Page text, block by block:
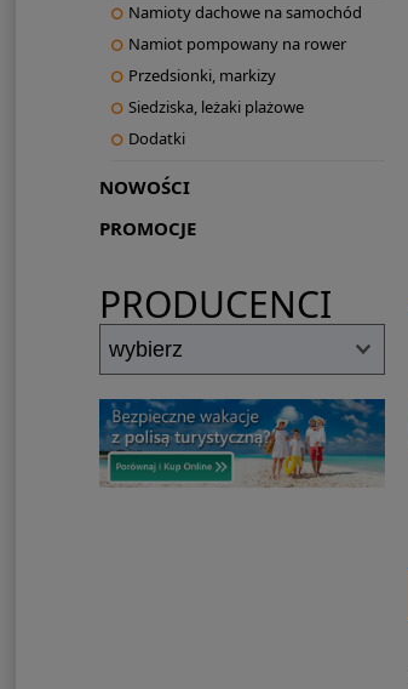
Namioty dachowe na samochód
Namiot pompowany na rower
Przedsionki, markizy
Siedziska, leżaki plażowe
Dodatki
NOWOŚCI
PROMOCJE
PRODUCENCI